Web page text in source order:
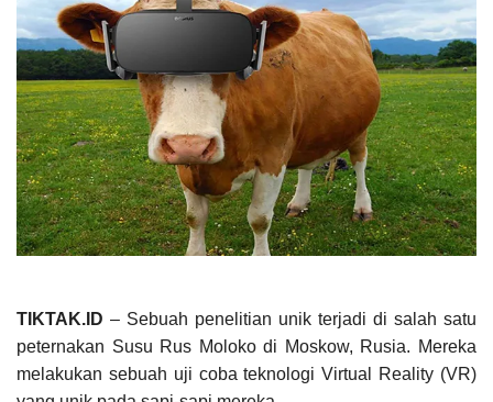
TIKTAK.ID – Sebuah penelitian unik terjadi di salah satu
peternakan Susu Rus Moloko di Moskow, Rusia. Mereka
melakukan sebuah uji coba teknologi Virtual Reality (VR)